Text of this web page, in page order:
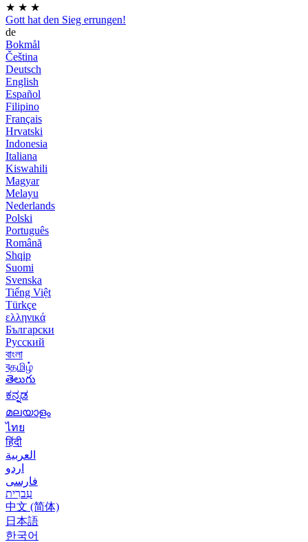
★ ★ ★
Gott hat den Sieg errungen!
de
Bokmål
Čeština
Deutsch
English
Español
Filipino
Français
Hrvatski
Indonesia
Italiana
Kiswahili
Magyar
Melayu
Nederlands
Polski
Português
Română
Shqip
Suomi
Svenska
Tiếng Việt
Türkçe
ελληνικά
Български
Русский
বাংলা
বதமிழ்
తెలుగు
ಕನ್ನಡ
മലയാളം
ไทย
हिंदी
العربية
اردو
فارسی
עִברִית
中文 (简体)
日本語
한국어